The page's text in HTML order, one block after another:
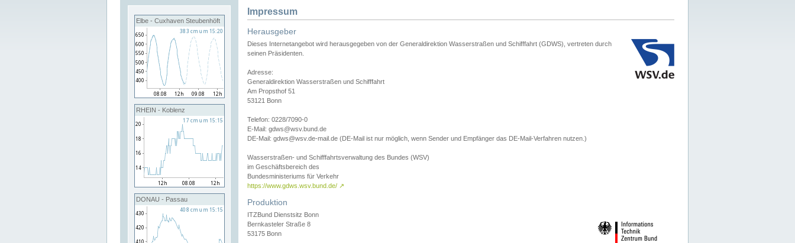
Elbe - Cuxhaven Steubenhöft
RHEIN - Koblenz
DONAU - Passau
Impressum
Herausgeber
Dieses Internetangebot wird herausgegeben von der Generaldirektion Wasserstraßen und Schifffahrt (GDWS), vertreten durch
seinen Präsidenten.
Adresse:
Generaldirektion Wasserstraßen und Schifffahrt
Am Propsthof 51
53121 Bonn
Telefon: 0228/7090-0
E-Mail: gdws@wsv.bund.de
DE-Mail: gdws@wsv.de-mail.de (DE-Mail ist nur möglich, wenn Sender und Empfänger das DE-Mail-Verfahren nutzen.)
Wasserstraßen- und Schifffahrtsverwaltung des Bundes (WSV)
im Geschäftsbereich des
Bundesministeriums für Verkehr
https://www.gdws.wsv.bund.de/ ↗
Produktion
ITZBund Dienstsitz Bonn
Bernkasteler Straße 8
53175 Bonn